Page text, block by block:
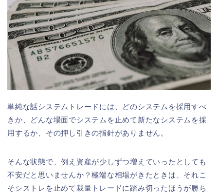
単純な話システムトレードには、どのシステムを採用すべ
きか、どんな場面でシステムを止めて新たなシステムを採
用するか、その押し引きの指針がありません。
そんな状態で、例え資産が少しずつ増えていったとしても
不安だと思いませんか？極端な相場がきたときは、それこ
そシストレを止めて裁量トレードに踏み切ったほうが勝ち